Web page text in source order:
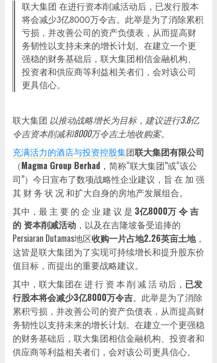
联大集团 在进行资本削减活动后，已发行股本
将会减少3亿8000万令吉。此举是为了消除累积
亏损，并改善公司的资产负债表，从而提高财
务韧性以支持未来的增长计划。在建立一个更
强稳的财务基础后，联大集团相信金融机构、
投资者和供应商等利益相关者们，会对该公司
更具信心。
联大集团 以推动战略增长为目标，建议进行3.8亿
令吉资本削减和8000万令吉土地收购案。
充满活力的酒店与投资控股集团联大集团有限公司
（Magma Group Berhad ，简称“联大集团”或“该公
司”）今日宣布了数项战略性企业建议，旨 在 加 强
其 财 务 状 况 和扩大自身的房地产发展组合。
其中，最 主 要 的 企 业 建 议 是 3亿8000万 令 吉
的 资本削减活动 ，以及在吉隆坡备受追捧的
Persiaran Dutamas地区收购一片占地2.26英亩土地，
这皆是联大集团为了实现可持续增长和提升股东价
值目标，而提出的重要战略建议。
其中，联大集团在 进 行 资 本 削 减 活 动后， 已发
行股本将会减少3亿8000万令吉。此举是为了消除
累积亏损，并改善公司的资产负债表，从而提高财
务韧性以支持未来的增长计划。在建立一个更强稳
的财务基础后，联大集团相信金融机构、投资者和
供应商等利益相关者们，会对该公司更具信心。